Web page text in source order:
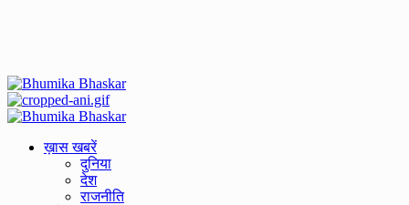
Primary
ख़ास खबरें
दुनिया
देश
राजनीति